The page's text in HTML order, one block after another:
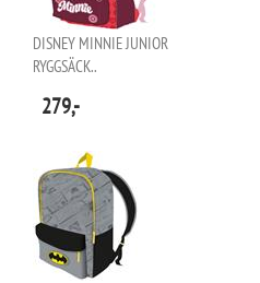
DISNEY MINNIE JUNIOR
RYGGSÄCK..
279,-